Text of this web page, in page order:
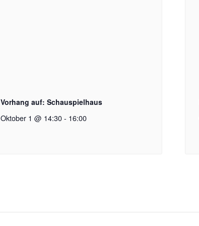
Vorhang auf: Schauspielhaus
Oktober 1 @ 14:30- 16:00